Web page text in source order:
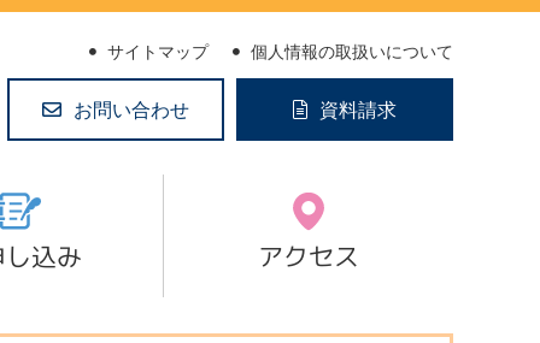
サイトマップ 個人情報の取扱いについて
お問い合わせ 資料請求
込み アクセス